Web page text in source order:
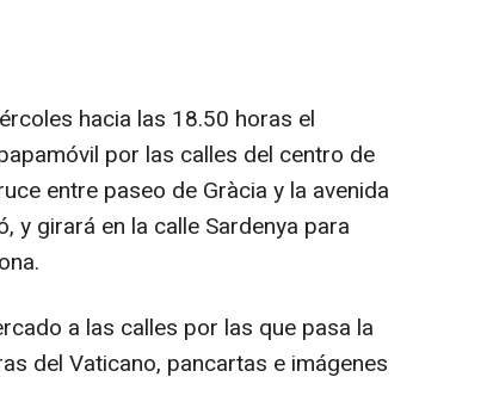
hacia las 18.50 horas el
por las calles del centro de
entre paseo de Gràcia y la avenida
y girará en la calle Sardenya para
a las calles por las que pasa la
del Vaticano, pancartas e imágenes